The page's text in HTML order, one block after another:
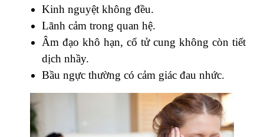
Kinh nguyệt không đều.
Lãnh cảm trong quan hệ.
Âm đạo khô hạn, cổ tử cung không còn tiết
dịch nhầy.
Bầu ngực thường có cảm giác đau nhức.